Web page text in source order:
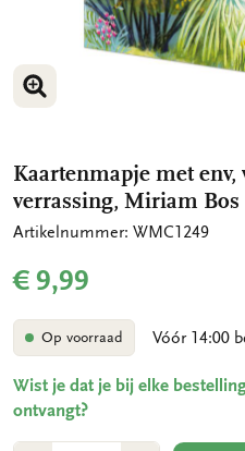
VERGROOT AFBEELDING
VERGROOT AFBEELDING
Kaartenmapje met
verrassing, Miriam Bos
Artikelnummer: WMC1249
€ 9,99
Op voorraad Vóór 14:00
Wist je dat je bij elke
ontvangt?